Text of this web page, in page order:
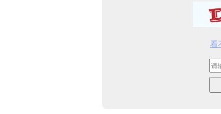
看